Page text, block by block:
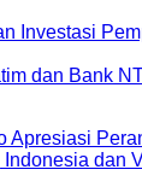
Jatim Di
Daerah
Investasi
dan Bank
Apresiasi
dan